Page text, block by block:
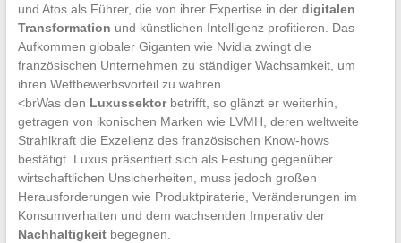
und Atos als Führer, die von ihrer Expertise in der digitalen
Transformation und künstlichen Intelligenz profitieren. Das
Aufkommen globaler Giganten wie Nvidia zwingt die
französischen Unternehmen zu ständiger Wachsamkeit, um
ihren Wettbewerbsvorteil zu wahren.
<brWas den Luxussektorbetrifft, so glänzt er weiterhin,
getragen von ikonischen Marken wie LVMH, deren weltweite
Strahlkraft die Exzellenz des französischen Know-hows
bestätigt. Luxus präsentiert sich als Festung gegenüber
wirtschaftlichen Unsicherheiten, muss jedoch großen
Herausforderungen wie Produktpiraterie, Veränderungen im
Konsumverhalten und dem wachsenden Imperativ der
Nachhaltigkeitbegegnen.